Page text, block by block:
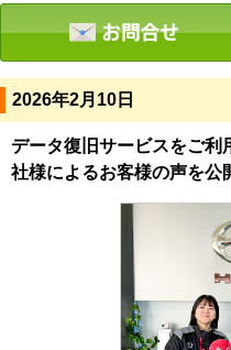
2026年2月10日
データ復旧サービスをご利
社様によるお客様の声を公
データレスキュー
お客さまの声
対応メディア
よくあるご質問
データ復旧特集